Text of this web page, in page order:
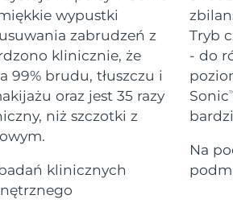
wypustki
zabrudzeń z
klinicznie, że
99% brudu, tłuszczu i
oraz jest 35 razy
niż szczotki z
klinicznych
Tryb
- do
Sonic
Na
eye massagers
pore care essentials
hair
Teeth Whitening Gel
Mężczyźni
8/15/26
Oczekiwany czas dostawy
8/11/26
Oczekiwany czas dostawy
8/12/26
Oczekiwany czas dostawy